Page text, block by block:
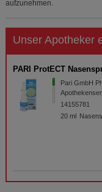
aufzunehmen.
Unser Apotheker
PARI ProtECT
Pari GmbH
14155781
20 ml